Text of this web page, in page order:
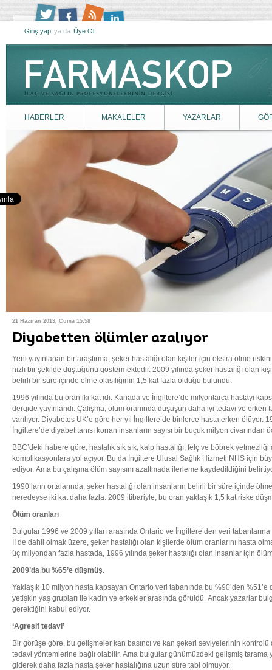
Giriş yap ya da Üye Ol
HABERLER MAKALELER YAZARLAR
21 Haziran 2013, Cuma 15:58
Diyabetten ölümler azalıyor
Yeni yayınlanan bir araştırma, şeker hastalığı olan kişiler için ekstra ölme
hızlı bir şekilde düştüğünü göstermektedir. 2009 yılında şeker hastalığı olan
belirli bir süre içinde ölme olasılığının 1,5 kat fazla olduğu bulundu.
1996 yılında bu oran iki kat idi. Kanada ve İngiltere’de milyonlarca hastayı
dergide yayınlandı. Çalışma, ölüm oranında düşüşün daha iyi tedavi ve erken
varılıyor. Diyabetes UK’e göre her yıl İngiltere’de binlerce hasta erken ölüyor.
İngiltere’de diyabet tanısı konan insanların sayısı bir buçuk milyon civarından
BBC’deki habere göre; hastalık sık sık, kalp hastalığı, felç ve böbrek
komplikasyonlara yol açıyor. Bu da İngiltere Ulusal Sağlık Hizmeti NHS için
ediyor. Ama bu çalışma ölüm sayısını azaltmada ilerleme kaydedildiğini
1990’ların ortalarında, şeker hastalığı olan insanların belirli bir süre içinde
neredeyse iki kat daha fazla. 2009 itibariyle, bu oran yaklaşık 1,5 kat riske
Ölüm oranları
Bulgular 1996 ve 2009 yılları arasında Ontario ve İngiltere’den veri tabanlarına
II de dahil olmak üzere, şeker hastalığı olan kişilerde ölüm oranlarını hasta
üç milyondan fazla hastada, 1996 yılında şeker hastalığı olan insanlar için
2009’da bu %65’e düşmüş.
Yaklaşık 10 milyon hasta kapsayan Ontario veri tabanında bu %90’den
yetişkin yaş grupları ile kadın ve erkekler arasında görüldü. Ancak yazarlar
gerektiğini kabul ediyor.
‘Agresif tedavi’
Bir görüşe göre, bu gelişmeler kan basıncı ve kan şekeri seviyelerinin
tedavi yöntemlerine bağlı olabilir. Ama bulgular günümüzdeki gelişmiş tarama
giderek daha fazla hasta şeker hastalığına uzun süre tabi olmuyor.